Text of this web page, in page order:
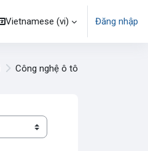
Vietnamese ‎(vi)‎ Đăng nhập
Công nghệ ô tô